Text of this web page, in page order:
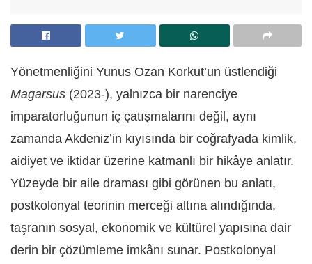
Yönetmenliğini Yunus Ozan Korkut’un üstlendiği
Magarsus (2023-), yalnızca bir narenciye
imparatorluğunun iç çatışmalarını değil, aynı
zamanda Akdeniz’in kıyısında bir coğrafyada kimlik,
aidiyet ve iktidar üzerine katmanlı bir hikâye anlatır.
Yüzeyde bir aile draması gibi görünen bu anlatı,
postkolonyal teorinin merceği altına alındığında,
taşranın sosyal, ekonomik ve kültürel yapısına dair
derin bir çözümleme imkânı sunar. Postkolonyal